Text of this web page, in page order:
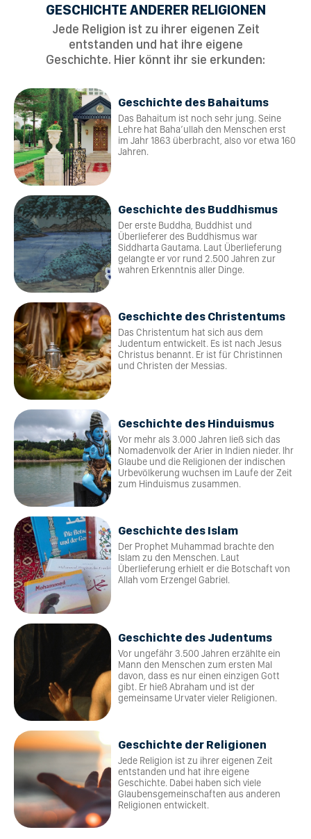
GESCHICHTE ANDERER RELIGIONEN
Jede Religion ist zu ihrer eigenen Zeit
entstanden und hat ihre eigene
Geschichte. Hier könnt ihr sie erkunden:
Geschichte des Bahaitums
Das Bahaitum ist noch sehr jung. Seine
Lehre hat Baha’ullah den Menschen erst
im Jahr 1863 überbracht, also vor etwa 160
Jahren.
Geschichte des Buddhismus
Der erste Buddha, Buddhist und
Überlieferer des Buddhismus war
Siddharta Gautama. Laut Überlieferung
gelangte er vor rund 2.500 Jahren zur
wahren Erkenntnis aller Dinge.
Geschichte des Christentums
Das Christentum hat sich aus dem
Judentum entwickelt. Es ist nach Jesus
Christus benannt. Er ist für Christinnen
und Christen der Messias.
Geschichte des Hinduismus
Vor mehr als 3.000 Jahren ließ sich das
Nomadenvolk der Arier in Indien nieder. Ihr
Glaube und die Religionen der indischen
Urbevölkerung wuchsen im Laufe der Zeit
zum Hinduismus zusammen.
Geschichte des Islam
Der Prophet Muhammad brachte den
Islam zu den Menschen. Laut
Überlieferung erhielt er die Botschaft von
Allah vom Erzengel Gabriel.
Geschichte des Judentums
Vor ungefähr 3.500 Jahren erzählte ein
Mann den Menschen zum ersten Mal
davon, dass es nur einen einzigen Gott
gibt. Er hieß Abraham und ist der
gemeinsame Urvater vieler Religionen.
Geschichte der Religionen
Jede Religion ist zu ihrer eigenen Zeit
entstanden und hat ihre eigene
Geschichte. Dabei haben sich viele
Glaubensgemeinschaften aus anderen
Religionen entwickelt.